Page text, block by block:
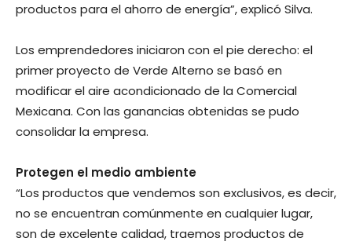
productos para el ahorro de energía”, explicó Silva.
Los emprendedores iniciaron con el pie derecho: el
primer proyecto de Verde Alterno se basó en
modificar el aire acondicionado de la Comercial
Mexicana. Con las ganancias obtenidas se pudo
consolidar la empresa.
Protegen el medio ambiente
“Los productos que vendemos son exclusivos, es decir,
no se encuentran comúnmente en cualquier lugar,
son de excelente calidad, traemos productos de